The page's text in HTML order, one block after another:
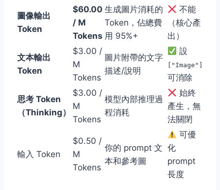
圖像輸出
Token
$60.00
/ M
Tokens
生成圖片消耗的
Token，佔總費
用 95%+
不能
（核心產
出）
文本輸出
Token
$3.00 /
M
Tokens
圖片附帶的文字
描述/說明
設
["Image"]
可消除
思考 Token
（Thinking）
$3.00 /
M
Tokens
模型內部推理過
程消耗
始終
產生，無
法關閉
輸入 Token
$0.50 /
M
Tokens
你的 prompt 文
本和參考圖
可優
化
prompt
長度